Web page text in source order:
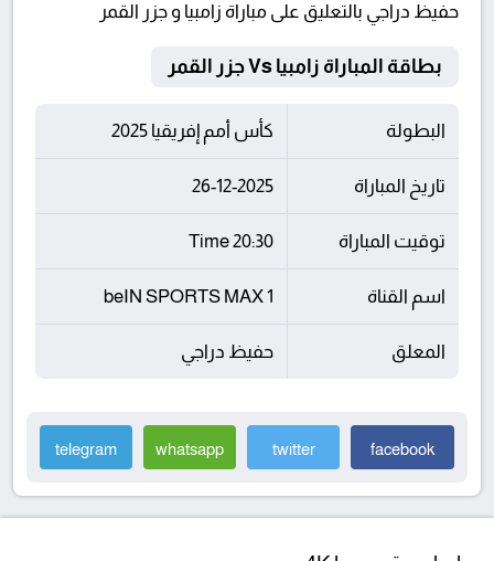
حفيظ دراجي بالتعليق على مباراة زامبيا و جزر القمر
بطاقة المباراة زامبيا Vs جزر القمر
البطولة كأس أمم إفريقيا 2025
تاريخ المباراة 26-12-2025
توقيت المباراة 20:30 Time
اسم القناة beIN SPORTS MAX 1
المعلق حفيظ دراجي
facebook
twitter
whatsapp
telegram